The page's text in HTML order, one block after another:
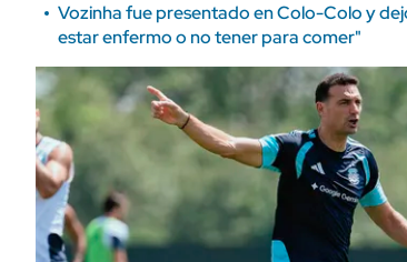
Vozinha fue presentado en Colo-Colo y
estar enfermo o no tener para comer"